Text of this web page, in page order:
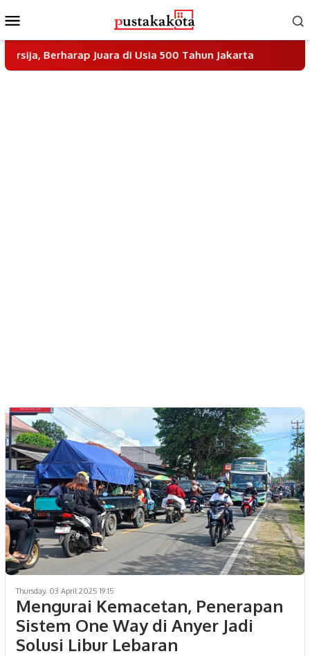
to
contentMenu
Juara di Usia 500 Tahun Jakarta Filosofi
Thursday, 03 April 2025 19:15
Mengurai Kemacetan, Penerapan
Sistem One Way di Anyer Jadi
Solusi Libur Lebaran